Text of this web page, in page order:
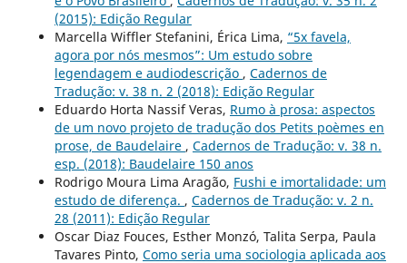
(2015): Edição Regular
Marcella Wiffler Stefanini, Érica Lima, “5x favela,
agora por nós mesmos”: Um estudo sobre
legendagem e audiodescrição , Cadernos de
Tradução: v. 38 n. 2 (2018): Edição Regular
Eduardo Horta Nassif Veras, Rumo à prosa: aspectos
de um novo projeto de tradução dos Petits poèmes en
prose, de Baudelaire , Cadernos de Tradução: v. 38 n.
esp. (2018): Baudelaire 150 anos
Rodrigo Moura Lima Aragão, Fushi e imortalidade: um
estudo de diferença. , Cadernos de Tradução: v. 2 n.
28 (2011): Edição Regular
Oscar Diaz Fouces, Esther Monzó, Talita Serpa, Paula
Tavares Pinto, Como seria uma sociologia aplicada aos